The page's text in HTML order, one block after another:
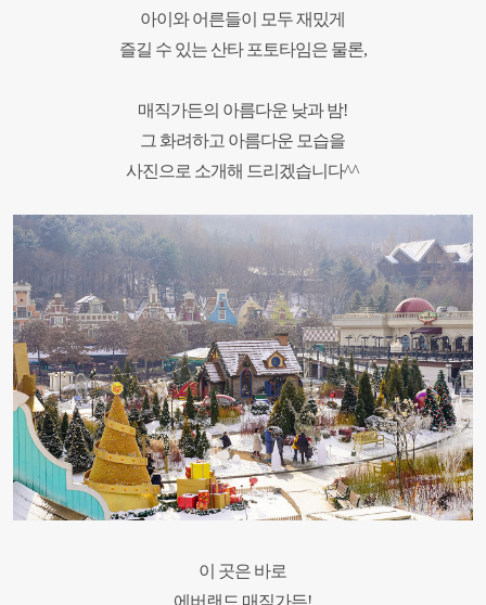
아이와 어른들이 모두재밌게
즐길 수 있는 산타 포토타임은 물론,
매직가든의 아름다운 낮과 밤!
그 화려하고 아름다운 모습을
사진으로 소개해 드리겠습니다^^
이 곳은 바로
에버랜드 매직가든!